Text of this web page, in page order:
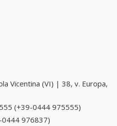
Vicentina (VI) | 38, v. Europa,
(+39-0444 975555)
976837)